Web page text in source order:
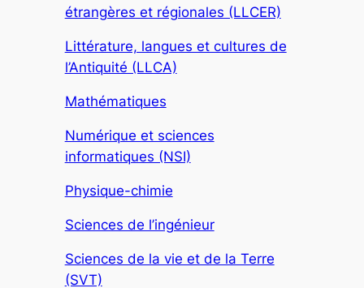
étrangères et régionales (LLCER)
Littérature, langues et cultures de
l’Antiquité (LLCA)
Mathématiques
Numérique et sciences
informatiques (NSI)
Physique-chimie
Sciences de l’ingénieur
Sciences de la vie et de la Terre
(SVT)